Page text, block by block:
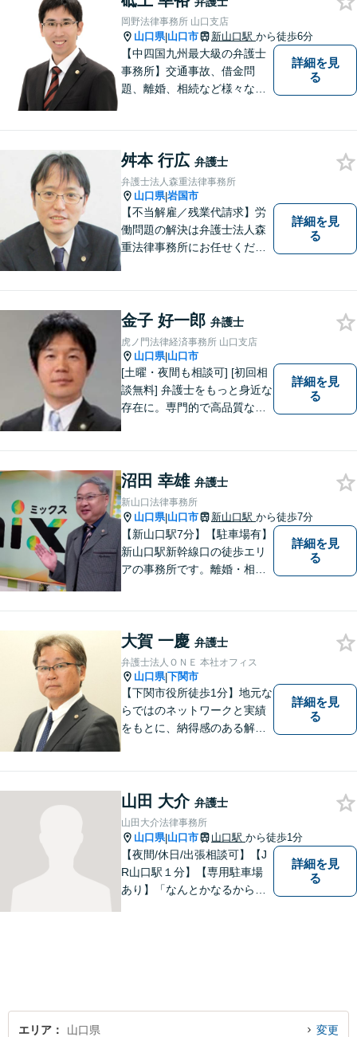
岡野法律事務所 山口支店
山口県|山口市 新山口駅 から徒歩6分
【中四国九州最大級の弁護士
事務所】交通事故、借金問
題、離婚、相続など様々な問
い！
詳細を見
る
舛本 行広 弁護士
弁護士法人森重法律事務所
山口県|岩国市
【不当解雇／残業代請求】労
働問題の解決は弁護士法人森
重法律事務所にお任せくださ
詳細を見
る
金子 好一郎 弁護士
虎ノ門法律経済事務所 山口支店
山口県|山口市
[土曜・夜間も相談可] [初回相
談無料] 弁護士をもっと身近な
存在に。専門的で高品質なリ
詳細を見
る
沼田 幸雄 弁護士
新山口法律事務所
山口県|山口市 新山口駅 から徒歩7分
【新山口駅7分】【駐車場有】
新山口駅新幹線口の徒歩エリ
アの事務所です。離婚・相続
になることがあれば、おたず
ねください。
詳細を見
る
大賀 一慶 弁護士
弁護士法人ＯＮＥ 本社オフィス
山口県|下関市
【下関市役所徒歩1分】地元な
らではのネットワークと実績
をもとに、納得感のある解決
詳細を見
る
山田 大介 弁護士
山田大介法律事務所
山口県|山口市 山口駅 から徒歩1分
【夜間/休日/出張相談可】【J
R山口駅１分】【専用駐車場
あり】「なんとかなるから大
詳細を見
る
エリア 山口県 変更